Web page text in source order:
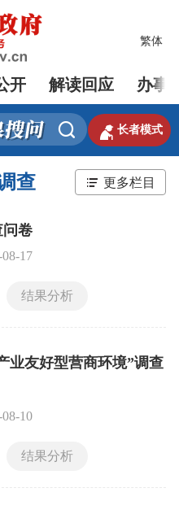
繁体
开 解读回应 办事
  长者模式
查 更多栏目
问卷
08-17
结果分析
业友好型营商环境”调查
08-10
结果分析